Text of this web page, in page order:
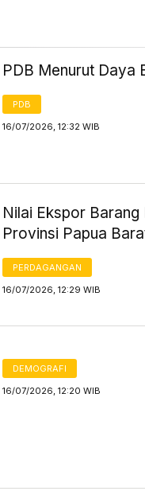
PDB Menurut Daya
PDB
16/07/2026, 12:32 WIB
Nilai Ekspor
Provinsi Papua
PERDAGANGAN
16/07/2026, 12:29 WIB
DEMOGRAFI
16/07/2026, 12:20 WIB